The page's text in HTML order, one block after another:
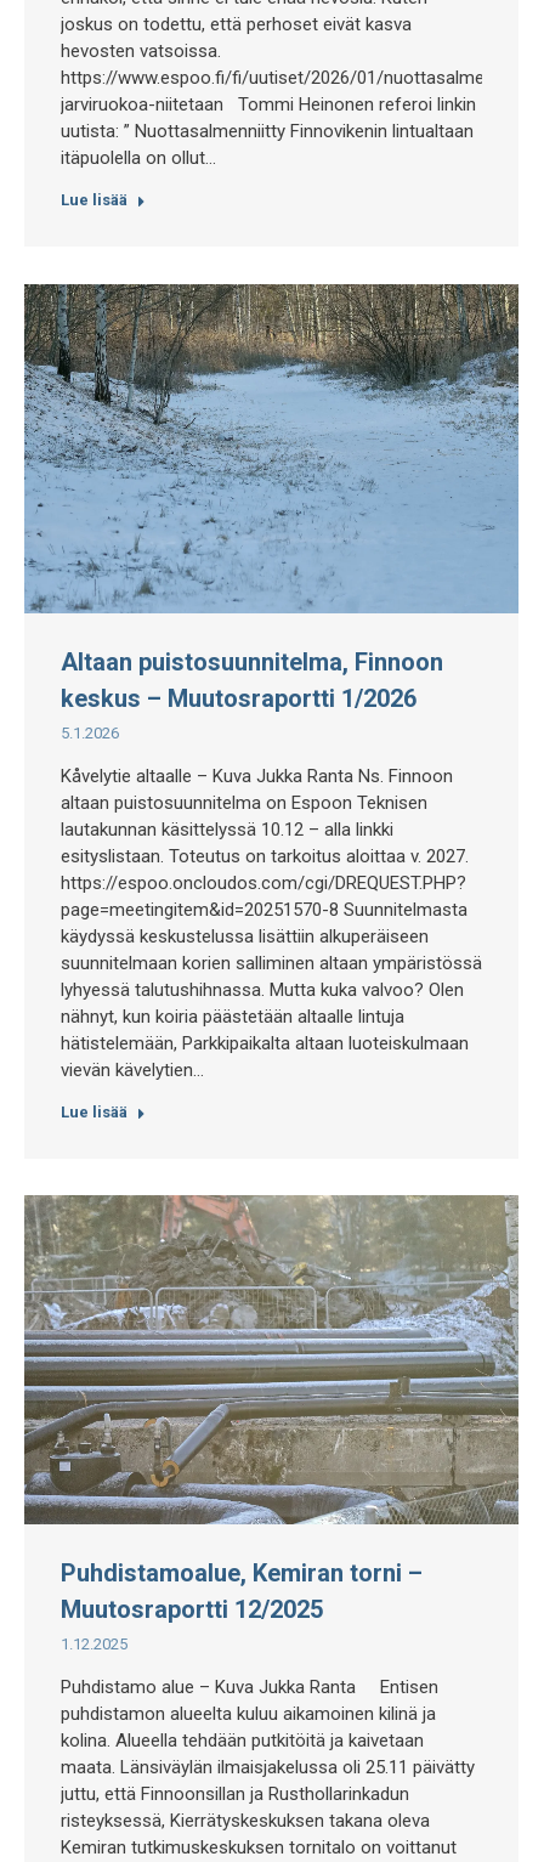
joskus on todettu, että perhoset eivät kasva
hevosten vatsoissa.
https://www.espoo.fi/fi/uutiset/2026/01/nuottasalmenniityn-
jarviruokoa-niitetaan Tommi Heinonen referoi linkin
uutista: ” Nuottasalmenniitty Finnovikenin lintualtaan
itäpuolella on ollut…
Lue lisää
Altaan puistosuunnitelma, Finnoon
keskus – Muutosraportti 1/2026
5.1.2026
Kåvelytie altaalle – Kuva Jukka Ranta Ns. Finnoon
altaan puistosuunnitelma on Espoon Teknisen
lautakunnan käsittelyssä 10.12 – alla linkki
esityslistaan. Toteutus on tarkoitus aloittaa v. 2027.
https://espoo.oncloudos.com/cgi/DREQUEST.PHP?
page=meetingitem&id=20251570-8 Suunnitelmasta
käydyssä keskustelussa lisättiin alkuperäiseen
suunnitelmaan korien salliminen altaan ympäristössä
lyhyessä talutushihnassa. Mutta kuka valvoo? Olen
nähnyt, kun koiria päästetään altaalle lintuja
hätistelemään, Parkkipaikalta altaan luoteiskulmaan
vievän kävelytien…
Lue lisää
Puhdistamoalue, Kemiran torni –
Muutosraportti 12/2025
1.12.2025
Puhdistamo alue – Kuva Jukka Ranta Entisen
puhdistamon alueelta kuluu aikamoinen kilinä ja
kolina. Alueella tehdään putkitöitä ja kaivetaan
maata. Länsiväylän ilmaisjakelussa oli 25.11 päivätty
juttu, että Finnoonsillan ja Rusthollarinkadun
risteyksessä, Kierrätyskeskuksen takana oleva
Kemiran tutkimuskeskuksen tornitalo on voittanut